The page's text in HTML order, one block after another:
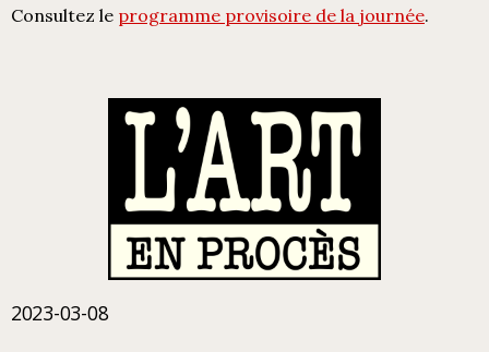
Consultez le programme provisoire de la journée.
2023-03-08